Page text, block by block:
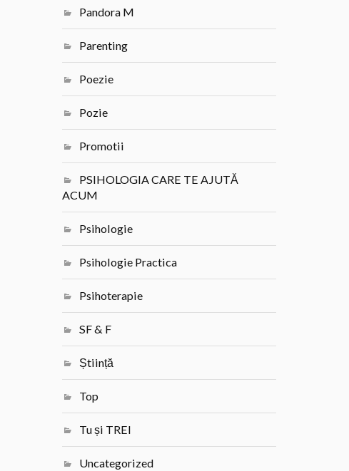
Pandora M
Parenting
Poezie
Pozie
Promotii
PSIHOLOGIA CARE TE AJUTĂ
ACUM
Psihologie
Psihologie Practica
Psihoterapie
SF & F
Știință
Top
Tu și TREI
Uncategorized